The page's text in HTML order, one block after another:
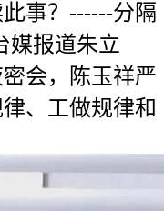
事？------分隔
媒报道朱立
会，陈玉祥严
、工做规律和